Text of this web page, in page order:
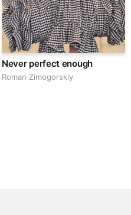
Never perfect enough
Roman Zimogorskiy